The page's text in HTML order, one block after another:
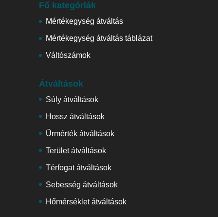
Fő kategóriák
Mértékegység átváltás
Mértékegység átváltás táblázat
Váltószámok
Átváltások
Súly átváltások
Hossz átváltások
Űrmérték átváltások
Terület átváltások
Térfogat átváltások
Sebesség átváltások
Hőmérséklet átváltások